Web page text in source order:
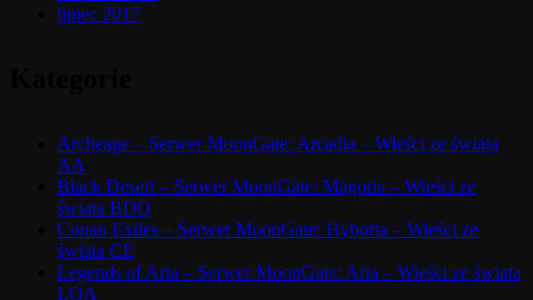
lipiec 2017
Archeage – Serwer MoonGate: Arcadia – Wieści ze świata
AA
Black Desert – Serwer MoonGate: Magoria – Wieści ze
świata BDO
Conan Exiles – Serwer MoonGate: Hyboria – Wieści ze
świata CE
Legends of Aria – Serwer MoonGate: Aria – Wieści ze świata
LOA